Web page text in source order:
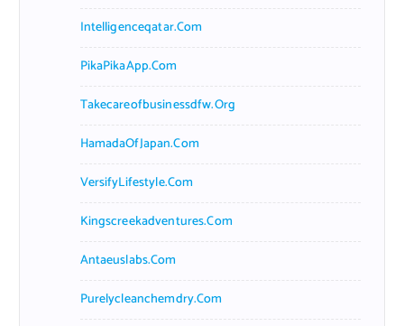
Intelligenceqatar.com
PikaPikaApp.com
Takecareofbusinessdfw.org
HamadaOfJapan.com
VersifyLifestyle.com
Kingscreekadventures.com
Antaeuslabs.com
Purelycleanchemdry.com